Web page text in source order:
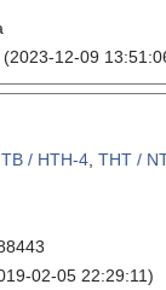
(2023-12-09
/ НТН-4 ТНТ /
02-05 22:29:11)